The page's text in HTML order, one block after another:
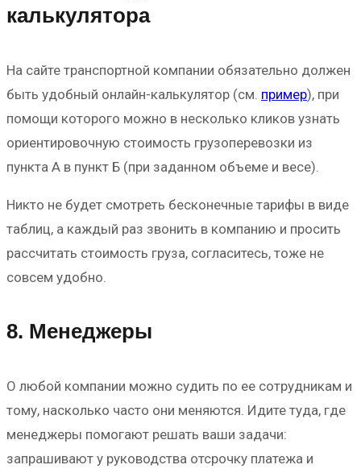
калькулятора
На сайте транспортной компании обязательно должен
быть удобный онлайн-калькулятор (см. пример), при
помощи которого можно в несколько кликов узнать
ориентировочную стоимость грузоперевозки из
пункта А в пункт Б (при заданном объеме и весе).
Никто не будет смотреть бесконечные тарифы в виде
таблиц, а каждый раз звонить в компанию и просить
рассчитать стоимость груза, согласитесь, тоже не
совсем удобно.
8. Менеджеры
О любой компании можно судить по ее сотрудникам и
тому, насколько часто они меняются. Идите туда, где
менеджеры помогают решать ваши задачи:
запрашивают у руководства отсрочку платежа и